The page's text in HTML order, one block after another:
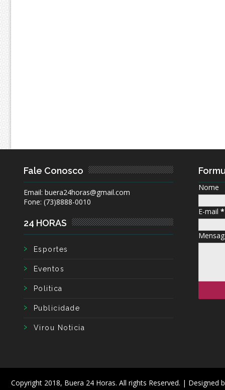
Fale Conosco
Email: buera24horas@gmail.com
Fone: (73)8888-0010
24 HORAS
Esportes
Eventos
Politica
Publicidade
Virou Noticia
Nome
E-mail *
Copyright 2018, Buera 24 Horas. All rights Reserved. | Designed